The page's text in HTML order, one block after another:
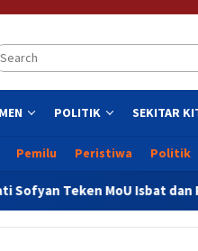
POLITIK SEKITAR
Pemilu Peristiwa Politik
Isbat dan Pendaftaran Tanah